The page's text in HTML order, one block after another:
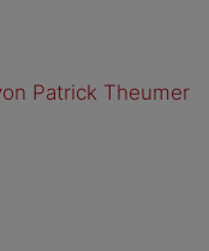
Patrick Theumer